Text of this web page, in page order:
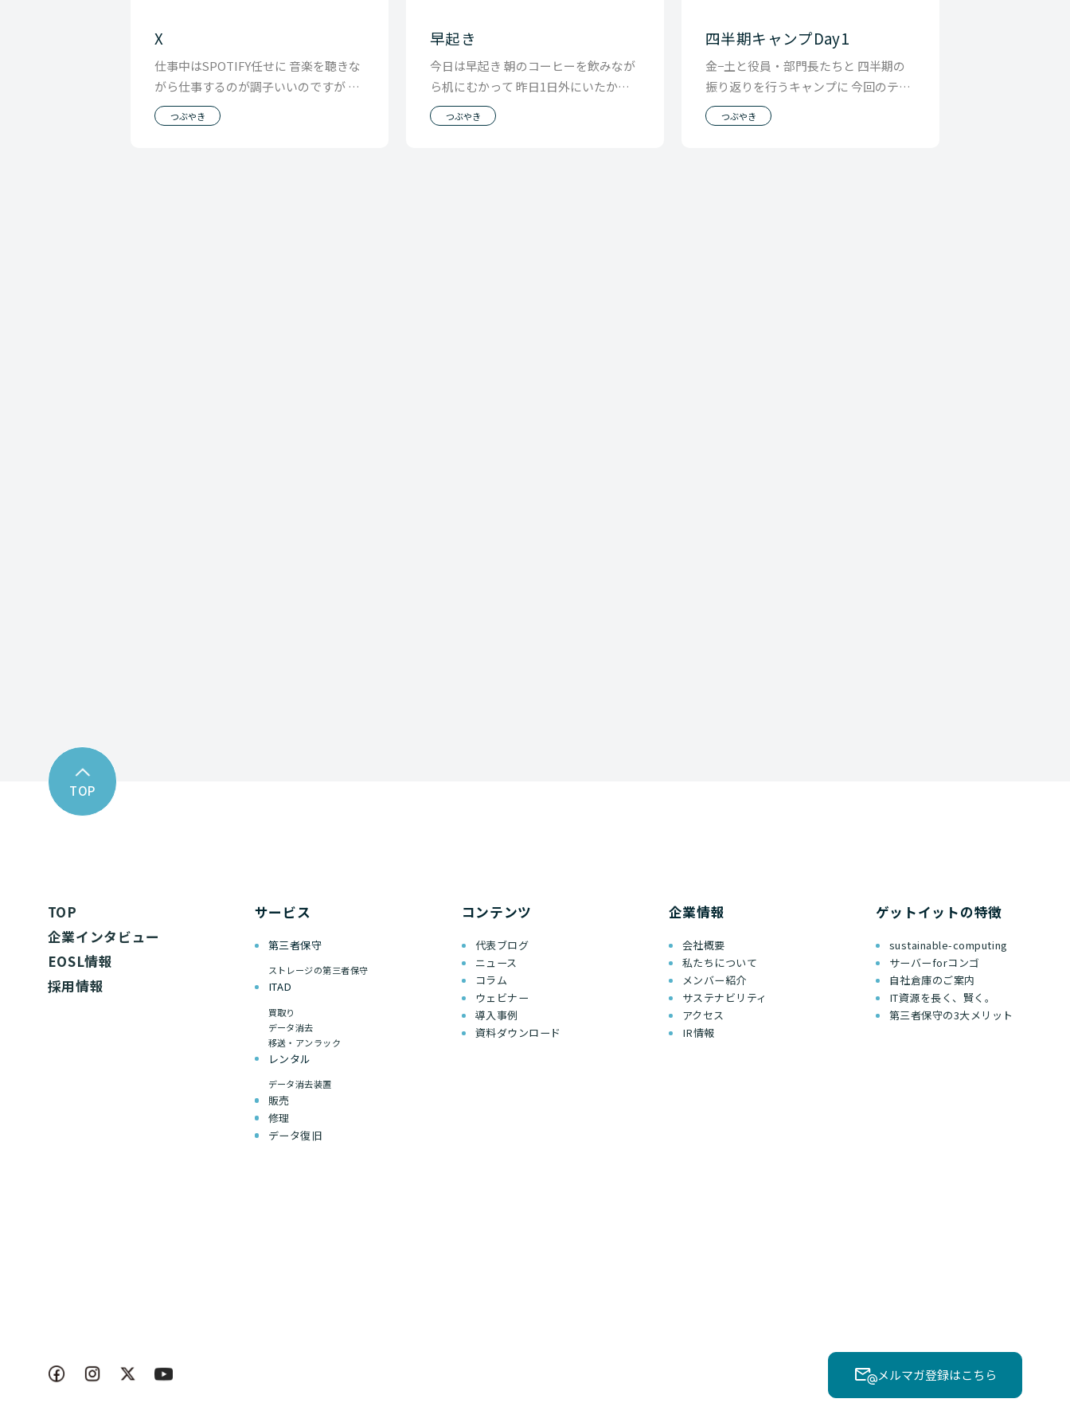
X
仕事中はSPOTIFY任せに 音楽を聴きな
がら仕事するのが調子いいのですが い
まいちノラナイ日もあってそう言う日
もありま
つぶやき
早起き
今日は早起き 朝のコーヒーを飲みなが
ら机にむかって 昨日1日外にいたか
ら、溜まった未読のスラックをみて 返
事するものはし
つぶやき
四半期キャンプDay1
金−土と役員・部門長たちと 四半期の
振り返りを行うキャンプに 今回のテー
マは「雲を消す」です。
つぶやき
TOP
TOP
企業インタビュー
EOSL情報
採用情報
サービス
第三者保守
ストレージの第三者保守
ITAD
買取り
データ消去
移送・アンラック
レンタル
データ消去装置
販売
修理
データ復旧
コンテンツ
代表ブログ
ニュース
コラム
ウェビナー
導入事例
資料ダウンロード
企業情報
会社概要
私たちについて
メンバー紹介
サステナビリティ
アクセス
IR情報
ゲットイットの特徴
sustainable-computing
サーバーforコンゴ
自社倉庫のご案内
IT資源を長く、賢く。
第三者保守の3大メリット
メルマガ登録はこちら